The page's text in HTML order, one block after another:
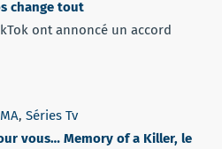
change tout
ont annoncé un accord
, Séries Tv
vous… Memory of a Killer, le